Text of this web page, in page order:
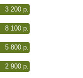
3 200 р.
8 100 р.
5 800 р.
2 900 р.